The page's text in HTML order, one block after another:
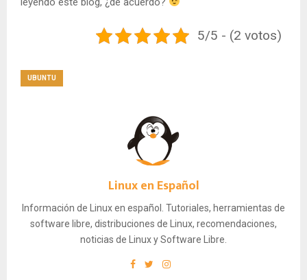
5/5 - (2 votos)
UBUNTU
Linux en Español
Información de Linux en español. Tutoriales, herramientas de
software libre, distribuciones de Linux, recomendaciones,
noticias de Linux y Software Libre.